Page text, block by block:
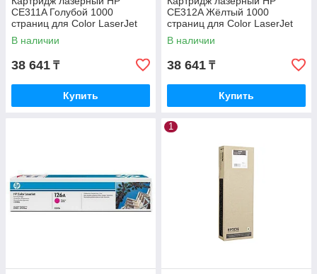
CE311A Голубой 1000
страниц для Color LaserJet
CP1025
В наличии
38 641 ₸
Купить
CE312A Жёлтый 1000
страниц для Color LaserJet
CP1025
В наличии
38 641 ₸
Купить
1